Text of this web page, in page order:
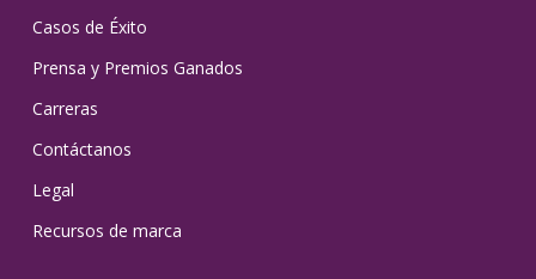
Casos de Éxito
Prensa y Premios Ganados
Carreras
Contáctanos
Legal
Recursos de marca